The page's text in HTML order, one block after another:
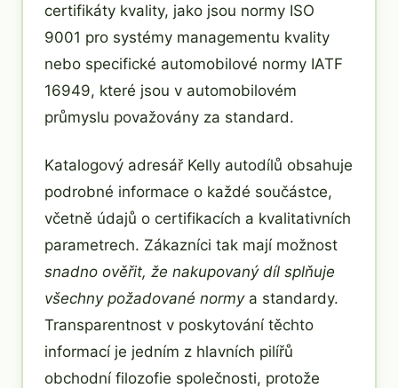
certifikáty kvality, jako jsou normy ISO
9001 pro systémy managementu kvality
nebo specifické automobilové normy IATF
16949, které jsou v automobilovém
průmyslu považovány za standard.
Katalogový adresář Kelly autodílů obsahuje
podrobné informace o každé součástce,
včetně údajů o certifikacích a kvalitativních
parametrech. Zákazníci tak mají možnost
snadno ověřit, že nakupovaný díl splňuje
všechny požadované normya standardy.
Transparentnost v poskytování těchto
informací je jedním z hlavních pilířů
obchodní filozofie společnosti, protože